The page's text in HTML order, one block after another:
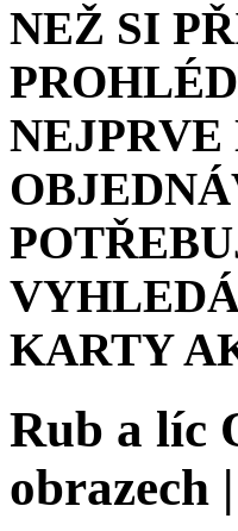
NEŽ SI
KARTY
Rub a líc
obrazech |